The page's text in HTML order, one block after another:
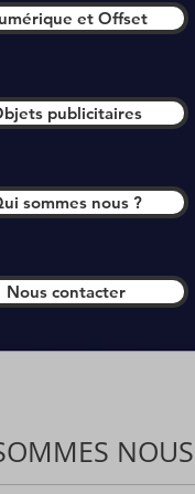
et Offset
publicitaires
Nous contacter
sommes nous ?